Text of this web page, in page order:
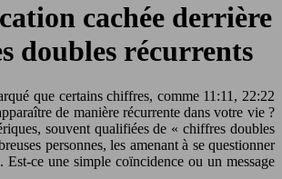
cachée derrière
doubles récurrents
de manière récurrente dans votre vie ?
souvent qualifiées de « chiffres doubles
personnes, les amenant à se questionner
ce une simple coïncidence ou un message